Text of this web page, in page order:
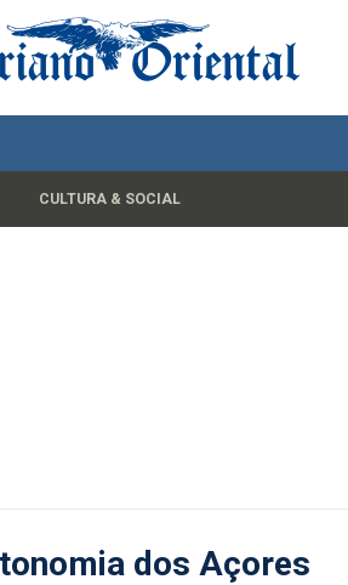
CULTURA & SOCIAL
dos Açores